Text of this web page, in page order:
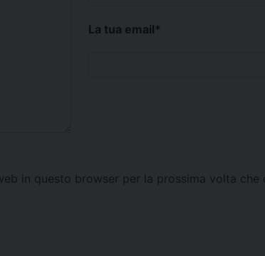
La tua email*
in questo browser per la prossima volta che